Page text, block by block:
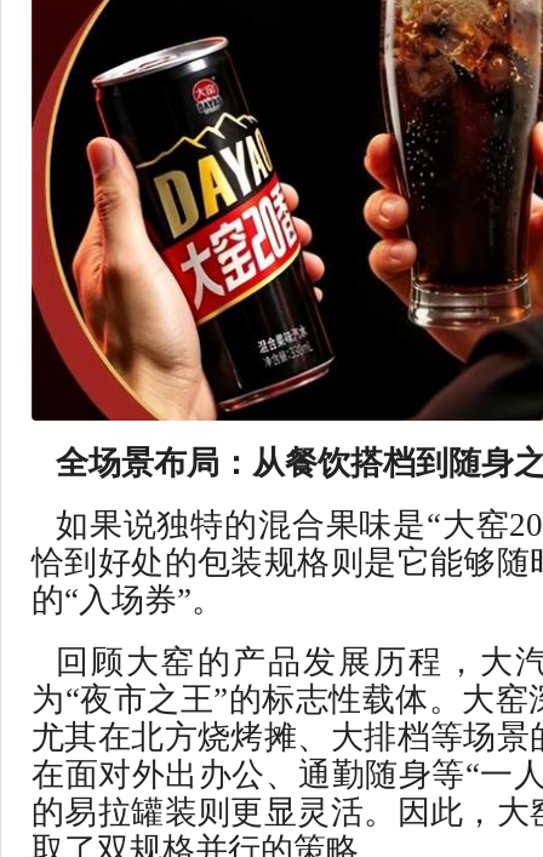
全场景布局：从餐饮搭档到随身
如果说独特的混合果味是“大窑
恰到好处的包装规格则是它能够随
的“入场券”。
回顾大窑的产品发展历程，大
为“夜市之王”的标志性载体。大
尤其在北方烧烤摊、大排档等场景
在面对外出办公、通勤随身等“一
的易拉罐装则更显灵活。因此，大